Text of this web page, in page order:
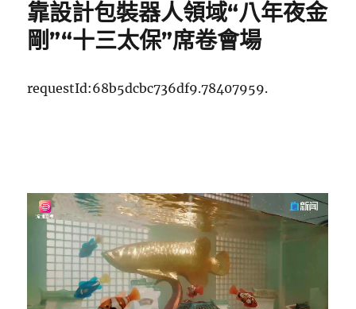
靠設計包裝器人領域“八年夜金
剛”“十三太保”席卷會場
requestId:68b5dcbc736df9.78407959.